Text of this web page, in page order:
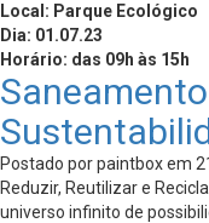
Local: Parque Ecológico
Dia: 01.07.23
Horário: das 09h às 15h
Postado por paintbox em
Reduzir, Reutilizar e
universo infinito de